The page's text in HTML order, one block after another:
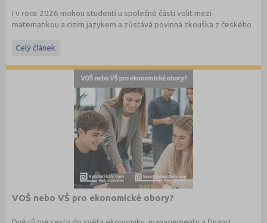
I v roce 2026 mohou studenti u společné části volit mezi
matematikou a cizím jazykem a zůstává povinná zkouška z českého
informacemi.
Celý článek
VOŠ nebo VŠ pro ekonomické obory?